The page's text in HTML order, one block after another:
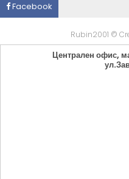
Facebook
Rubin2001 ©
Централен офис,